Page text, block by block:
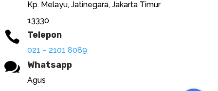
Kp. Melayu, Jatinegara, Jakarta Timur
13330
 Telepon
021 – 2101 8089
 Whatsapp
Agus